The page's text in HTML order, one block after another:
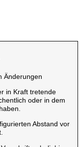
Änderungen
in Kraft tretende
oder in dem
Abstand vor